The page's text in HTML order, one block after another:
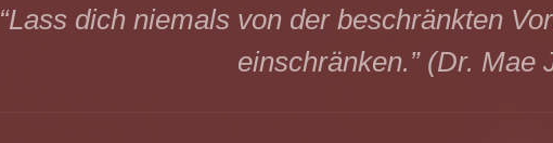
“Lass dich niemals von der beschränkten
einschränken.” (Dr. Mae